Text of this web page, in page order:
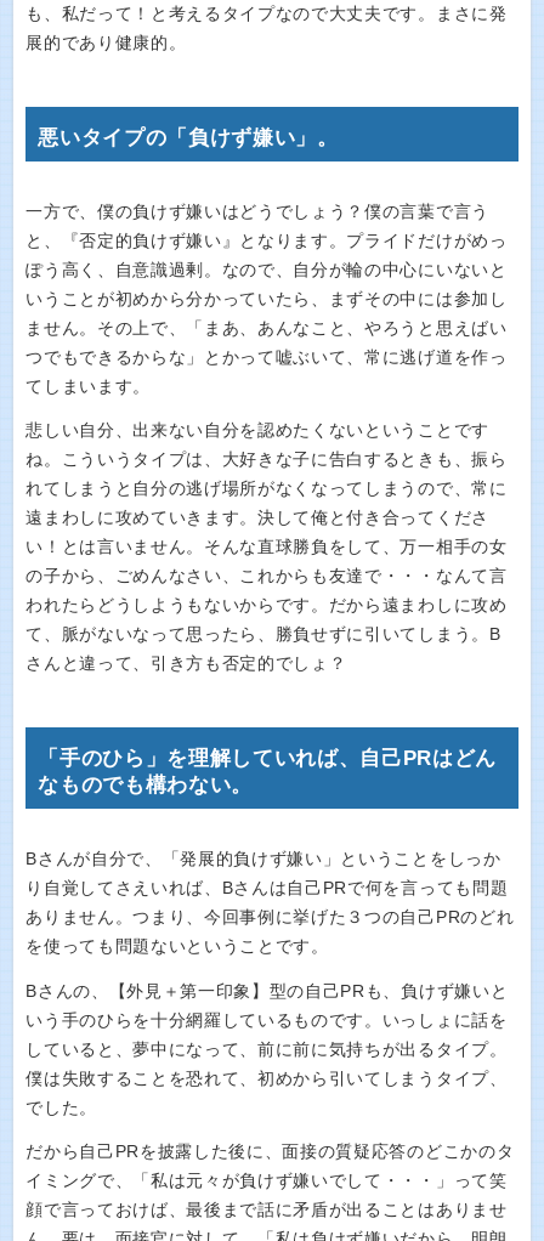
も、私だって！と考えるタイプなので大丈夫です。まさに発
展的であり健康的。
悪いタイプの「負けず嫌い」。
一方で、僕の負けず嫌いはどうでしょう？僕の言葉で言う
と、『否定的負けず嫌い』となります。プライドだけがめっ
ぽう高く、自意識過剰。なので、自分が輪の中心にいないと
いうことが初めから分かっていたら、まずその中には参加し
ません。その上で、「まあ、あんなこと、やろうと思えばい
つでもできるからな」とかって嘘ぶいて、常に逃げ道を作っ
てしまいます。
悲しい自分、出来ない自分を認めたくないということです
ね。こういうタイプは、大好きな子に告白するときも、振ら
れてしまうと自分の逃げ場所がなくなってしまうので、常に
遠まわしに攻めていきます。決して俺と付き合ってくださ
い！とは言いません。そんな直球勝負をして、万一相手の女
の子から、ごめんなさい、これからも友達で・・・なんて言
われたらどうしようもないからです。だから遠まわしに攻め
て、脈がないなって思ったら、勝負せずに引いてしまう。B
さんと違って、引き方も否定的でしょ？
「手のひら」を理解していれば、自己PRはどん
なものでも構わない。
Bさんが自分で、「発展的負けず嫌い」ということをしっか
り自覚してさえいれば、Bさんは自己PRで何を言っても問題
ありません。つまり、今回事例に挙げた３つの自己PRのどれ
を使っても問題ないということです。
Bさんの、【外見＋第一印象】型の自己PRも、負けず嫌いと
いう手のひらを十分網羅しているものです。いっしょに話を
していると、夢中になって、前に前に気持ちが出るタイプ。
僕は失敗することを恐れて、初めから引いてしまうタイプ、
でした。
だから自己PRを披露した後に、面接の質疑応答のどこかのタ
イミングで、「私は元々が負けず嫌いでして・・・」って笑
顔で言っておけば、最後まで話に矛盾が出ることはありませ